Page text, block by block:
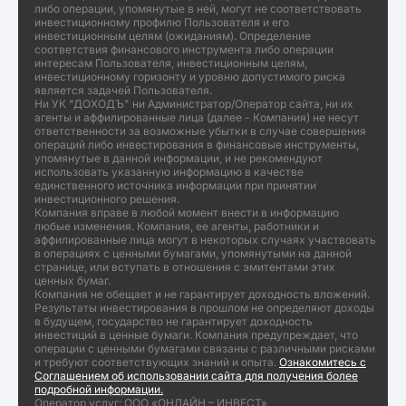
либо операции, упомянутые в ней, могут не соответствовать
инвестиционному профилю Пользователя и его
инвестиционным целям (ожиданиям). Определение
соответствия финансового инструмента либо операции
интересам Пользователя, инвестиционным целям,
инвестиционному горизонту и уровню допустимого риска
является задачей Пользователя.
Ни УК "ДОХОДЪ" ни Администратор/Оператор сайта, ни их
агенты и аффилированные лица (далее - Компания) не несут
ответственности за возможные убытки в случае совершения
операций либо инвестирования в финансовые инструменты,
упомянутые в данной информации, и не рекомендуют
использовать указанную информацию в качестве
единственного источника информации при принятии
инвестиционного решения.
Компания вправе в любой момент внести в информацию
любые изменения. Компания, ее агенты, работники и
аффилированные лица могут в некоторых случаях участвовать
в операциях с ценными бумагами, упомянутыми на данной
странице, или вступать в отношения с эмитентами этих
ценных бумаг.
Компания не обещает и не гарантирует доходность вложений.
Результаты инвестирования в прошлом не определяют доходы
в будущем, государство не гарантирует доходность
инвестиций в ценные бумаги. Компания предупреждает, что
операции с ценными бумагами связаны с различными рисками
и требуют соответствующих знаний и опыта. Ознакомитесь с
Соглашением об использовании сайта для получения более
подробной информации.
Оператор услуг: ООО «ОНЛАЙН – ИНВЕСТ»